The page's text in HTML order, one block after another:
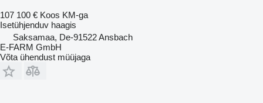
107 100 € Koos KM-ga
Isetühjenduv haagis
Saksamaa, De-91522 Ansbach
E-FARM GmbH
Võta ühendust müüjaga